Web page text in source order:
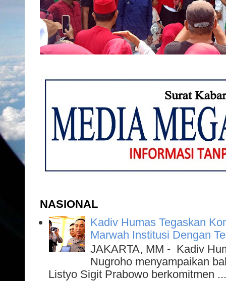
NASIONAL
Kadiv Humas Tegaskan
Marwah Institusi Dengan
JAKARTA, MM - Kadiv
Nugroho menyampaikan
Listyo Sigit Prabowo berkomitmen